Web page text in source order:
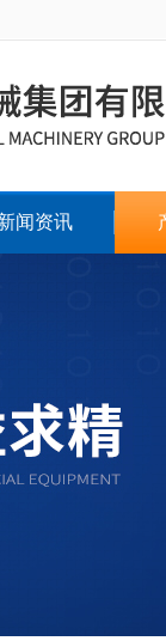
闻资讯